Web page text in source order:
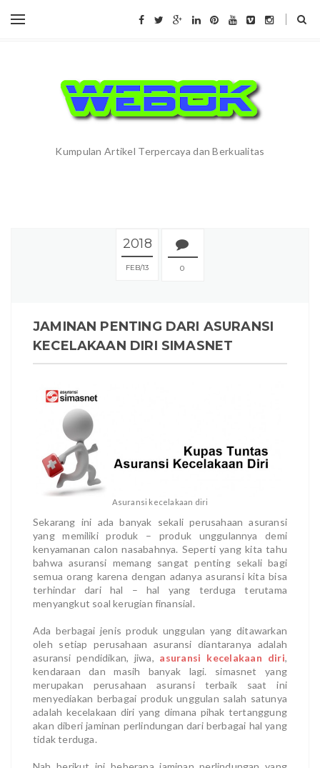
Kumpulan Artikel Terpercaya dan Berkualitas
2018
FEB 13 0
JAMINAN PENTING DARI ASURANSI
KECELAKAAN DIRI SIMASNET
Asuransi kecelakaan diri
Sekarang ini ada banyak sekali perusahaan asuransi
yang memiliki produk – produk unggulannya demi
kenyamanan calon nasabahnya. Seperti yang kita tahu
bahwa asuransi memang sangat penting sekali bagi
semua orang karena dengan adanya asuransi kita bisa
terhindar dari hal – hal yang terduga terutama
menyangkut soal kerugian finansial.
Ada berbagai jenis produk unggulan yang ditawarkan
oleh setiap perusahaan asuransi diantaranya adalah
asuransi pendidikan, jiwa, asuransi kecelakaan diri,
kendaraan dan masih banyak lagi. simasnet yang
merupakan perusahaan asuransi terbaik saat ini
menyediakan berbagai produk unggulan salah satunya
adalah kecelakaan diri yang dimana pihak tertanggung
akan diberi jaminan perlindungan dari berbagai hal yang
tidak terduga.